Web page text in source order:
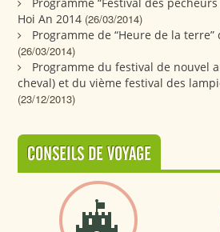
Hoi An 2014 (26/03/2014)
Programme de “Heure de la terre”
(26/03/2014)
Programme du festival de nouvel
cheval) et du vième festival des
(23/12/2013)
CONSEILS DE VOYAGE